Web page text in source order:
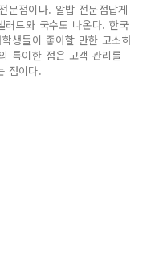
문점이다. 알밥 전문점답게
러드와 국수도 나온다. 한국
생들이 좋아할 만한 고소하
특이한 점은 고객 관리를
점이다.